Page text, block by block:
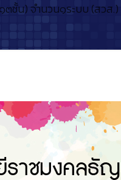
๓ชั้น) จำนวน๑ระบบ (สว